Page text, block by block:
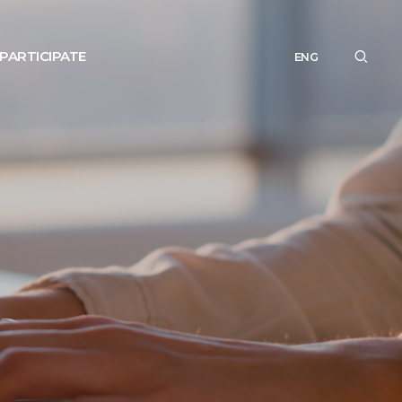
PARTICIPATE ENG